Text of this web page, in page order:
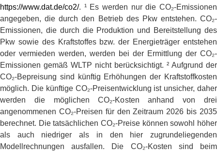
https://www.dat.de/co2/. ¹ Es werden nur die CO₂-Emissionen
angegeben, die durch den Betrieb des Pkw entstehen. CO₂-
Emissionen, die durch die Produktion und Bereitstellung des
Pkw sowie des Kraftstoffes bzw. der Energieträger entstehen
oder vermieden werden, werden bei der Ermittlung der CO₂-
Emissionen gemäß WLTP nicht berücksichtigt. ² Aufgrund der
CO₂-Bepreisung sind künftig Erhöhungen der Kraftstoffkosten
möglich. Die künftige CO₂-Preisentwicklung ist unsicher, daher
werden die möglichen CO₂-Kosten anhand von drei
angenommenen CO₂-Preisen für den Zeitraum 2026 bis 2035
berechnet. Die tatsächlichen CO₂-Preise können sowohl höher
als auch niedriger als in den hier zugrundeliegenden
Modellrechnungen ausfallen. Die CO₂-Kosten sind beim